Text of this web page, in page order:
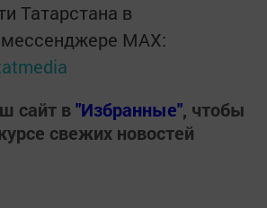
Татарстана в
MАХ:
сайт в"Избранные", чтобы
свежих новостей